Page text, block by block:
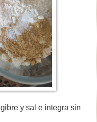
y sal e integra sin